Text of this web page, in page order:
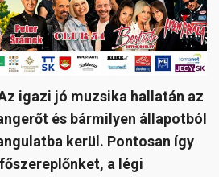
igazi jó muzsika hallatán az
és bármilyen állapotból
kerül. Pontosan így
a légi